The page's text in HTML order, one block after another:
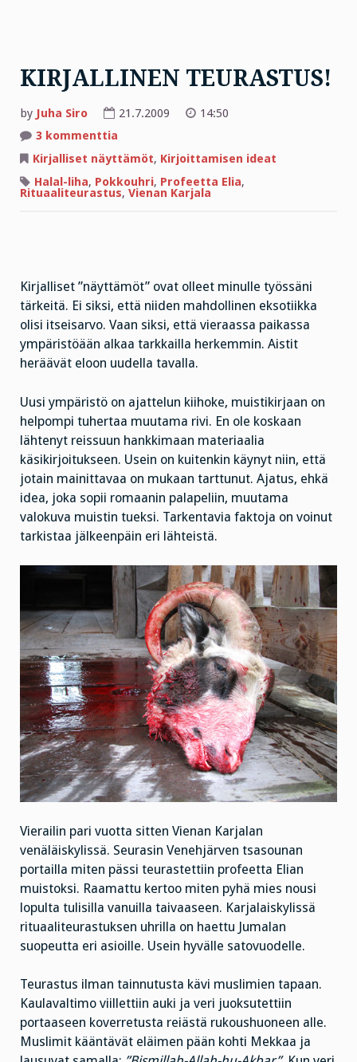
KIRJALLINEN TEURASTUS!
by Juha Siro 21.7.2009
14:50
3 kommenttia
TEURASTUS!
Kirjalliset näyttämöt, Kirjoittamisen ideat
Halal-liha, Pokkouhri, Profeetta Elia,
Rituaaliteurastus, Vienan Karjala
Kirjalliset ”näyttämöt” ovat olleet minulle työssäni
tärkeitä. Ei siksi, että niiden mahdollinen eksotiikka
olisi itseisarvo. Vaan siksi, että vieraassa paikassa
ympäristöään alkaa tarkkailla herkemmin. Aistit
heräävät eloon uudella tavalla.
Uusi ympäristö on ajattelun kiihoke, muistikirjaan on
helpompi tuhertaa muutama rivi. En ole koskaan
lähtenyt reissuun hankkimaan materiaalia
käsikirjoitukseen. Usein on kuitenkin käynyt niin, että
jotain mainittavaa on mukaan tarttunut. Ajatus, ehkä
idea, joka sopii romaanin palapeliin, muutama
valokuva muistin tueksi. Tarkentavia faktoja on voinut
tarkistaa jälkeenpäin eri lähteistä.
Vierailin pari vuotta sitten Vienan Karjalan
venäläiskylissä. Seurasin Venehjärven tsasounan
portailla miten pässi teurastettiin profeetta Elian
muistoksi. Raamattu kertoo miten pyhä mies nousi
lopulta tulisilla vanuilla taivaaseen. Karjalaiskylissä
rituaaliteurastuksen uhrilla on haettu Jumalan
suopeutta eri asioille. Usein hyvälle satovuodelle.
Teurastus ilman tainnutusta kävi muslimien tapaan.
Kaulavaltimo viillettiin auki ja veri juoksutettiin
portaaseen koverretusta reiästä rukoushuoneen alle.
Muslimit kääntävät eläimen pään kohti Mekkaa ja